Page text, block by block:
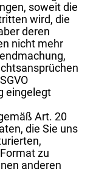
soweit die
wird, die
deren
nicht mehr
eingelegt
Art. 20
die Sie uns
zu
anderen